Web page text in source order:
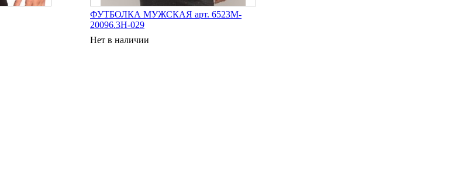
ФУТБОЛКА МУЖСКАЯ арт. 6523M-
20096.3H-029
Нет в наличии